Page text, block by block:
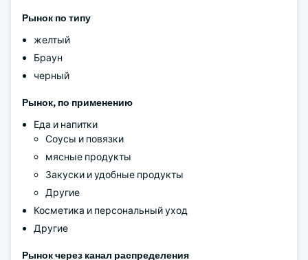
Рынок по типу
желтый
Браун
черный
Рынок, по применению
Еда и напитки
Соусы и повязки
мясные продукты
Закуски и удобные продукты
Другие
Косметика и персональный уход
Другие
Рынок через канал распределения